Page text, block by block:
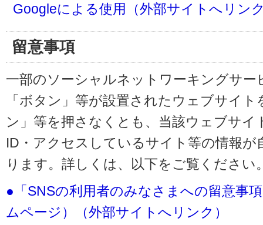
Googleによる使用（外部サイトへリン
留意事項
一部のソーシャルネットワーキングサー
「ボタン」等が設置されたウェブサイ
ン」等を押さなくとも、当該ウェブサイ
ID・アクセスしているサイト等の情報
ります。詳しくは、以下をご覧ください
●「SNSの利用者のみなさまへの留意事
ムページ）（外部サイトへリンク）